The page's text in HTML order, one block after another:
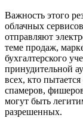
Важность этого
облачных
отправляют
теме продаж,
бухгалтерского
принудительной
всех, кто
спамеров,
могут быть
разрешенных.